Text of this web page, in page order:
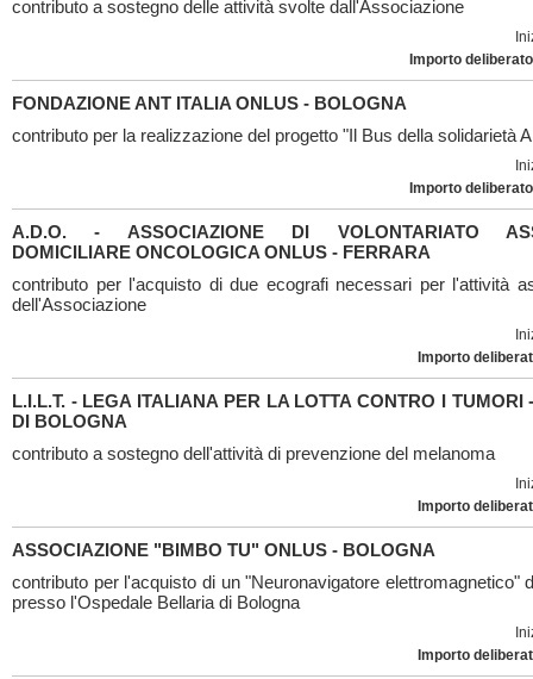
contributo a sostegno delle attività svolte dall'Associazione
Importo
FONDAZIONE ANT ITALIA ONLUS - BOLOGNA
contributo per la realizzazione del progetto "Il Bus della solidarietà
Importo
A.D.O. - ASSOCIAZIONE DI VOLONTARIATO
DOMICILIARE ONCOLOGICA ONLUS - FERRARA
contributo per l'acquisto di due ecografi necessari per l'attività
dell'Associazione
Importo
L.I.L.T. - LEGA ITALIANA PER LA LOTTA CONTRO I TUMORI
DI BOLOGNA
contributo a sostegno dell'attività di prevenzione del melanoma
Importo
ASSOCIAZIONE "BIMBO TU" ONLUS - BOLOGNA
contributo per l'acquisto di un "Neuronavigatore elettromagnetico"
presso l'Ospedale Bellaria di Bologna
Importo